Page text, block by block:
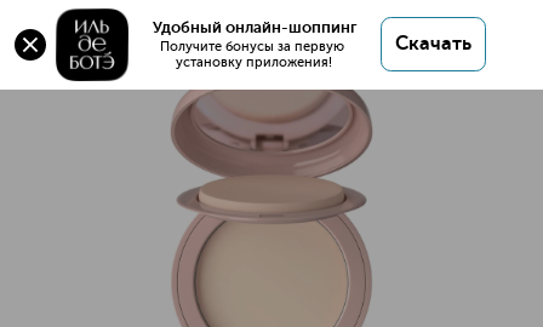
Удобный онлайн-шоппинг
Получите бонусы за первую
установку приложения!
Скачать
Skin Cult Компактная пудра
Skin Cult Компактная пудра